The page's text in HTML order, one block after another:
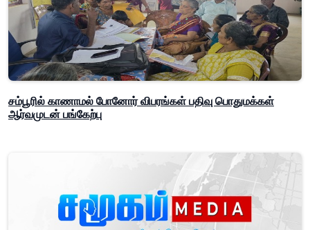
சம்பூரில் காணாமல் போனோர் விபரங்கள் பதிவு பொதுமக்கள்
ஆர்வமுடன் பங்கேற்பு